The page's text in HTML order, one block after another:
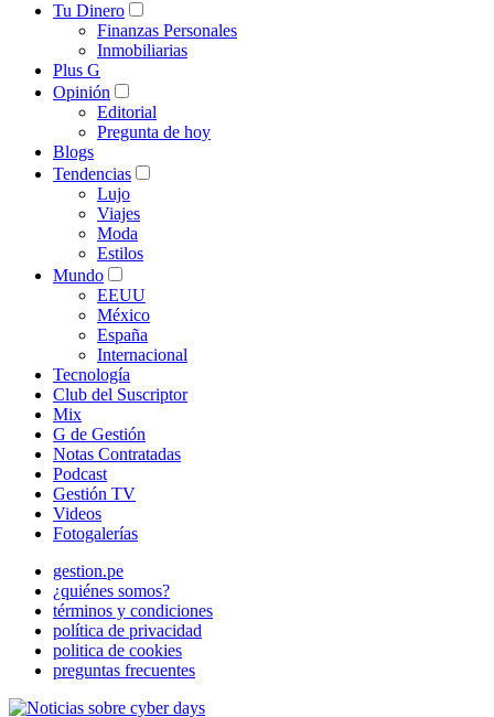
Tu Dinero
Finanzas Personales
Inmobiliarias
Plus G
Opinión
Editorial
Pregunta de hoy
Blogs
Tendencias
Lujo
Viajes
Moda
Estilos
Mundo
EEUU
México
España
Internacional
Tecnología
Club del Suscriptor
Mix
G de Gestión
Notas Contratadas
Podcast
Gestión TV
Videos
Fotogalerías
gestion.pe
¿quiénes somos?
términos y condiciones
política de privacidad
politica de cookies
preguntas frecuentes